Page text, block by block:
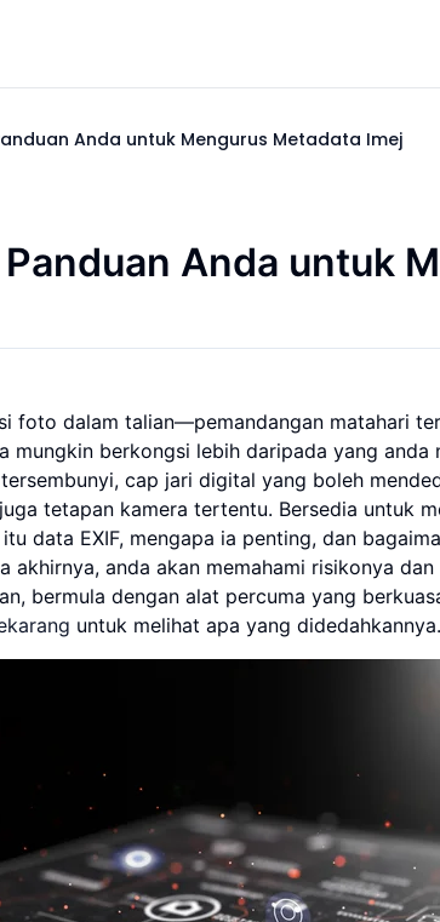
Anda untuk Mengurus Metadata Imej
Anda untuk
foto dalam talian—pemandangan matahari
berkongsi lebih daripada yang anda
cap jari digital yang boleh
tetapan kamera tertentu. Bersedia untuk
data EXIF, mengapa ia penting, dan
akhirnya, anda akan memahami risikonya
bermula dengan alat percuma yang
untuk melihat apa yang didedahkannya.